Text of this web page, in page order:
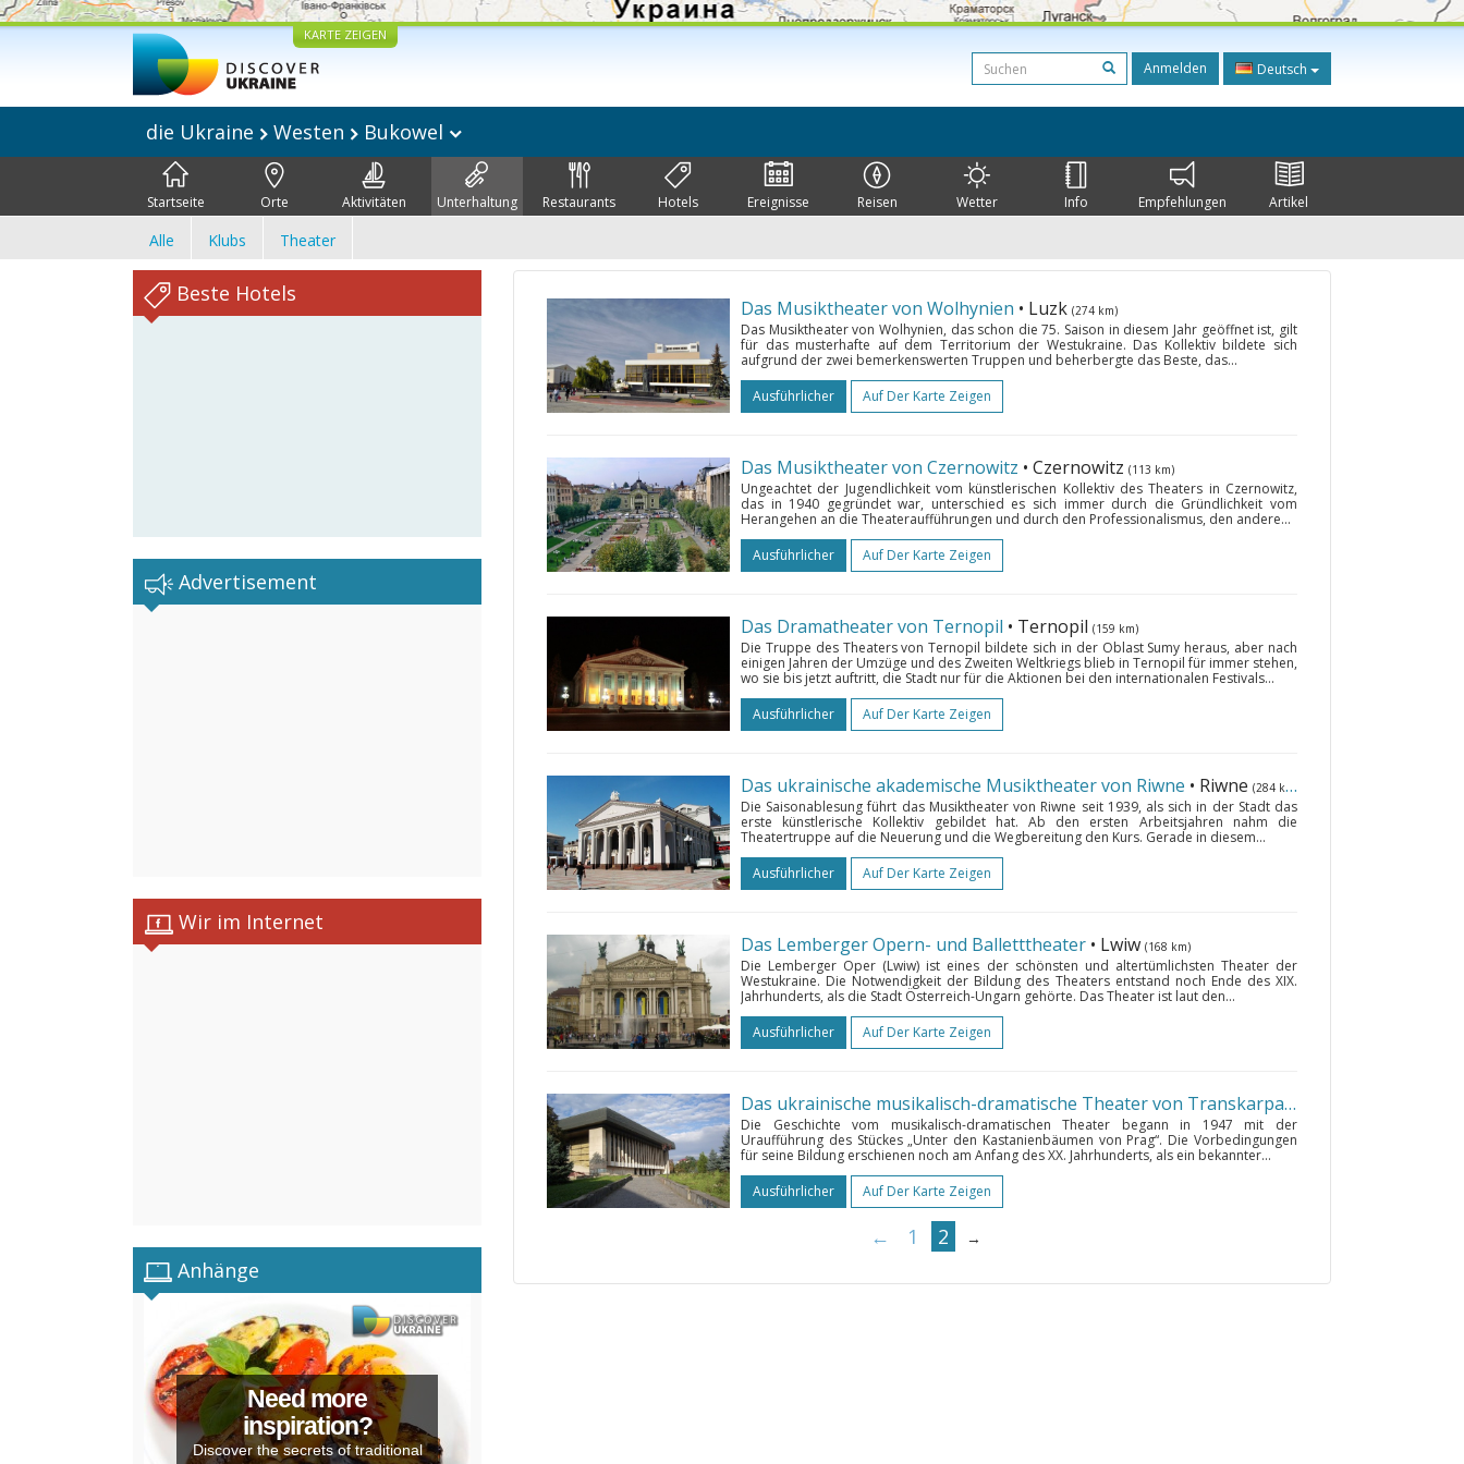
KARTE ZEIGEN
Anmelden Deutsch
die Ukraine Westen Bukowel
Startseite Orte Aktivitäten Unterhaltung Restaurants Hotels Ereignisse Reisen Wetter Info Empfehlungen Artikel
Alle Klubs Theater
Beste Hotels
Advertisement
Wir im Internet
Anhänge
Need more
inspiration?
Discover the secrets of traditional
Das Musiktheater von Wolhynien • Luzk (274 km)
Das Musiktheater von Wolhynien, das schon die 75. Saison in diesem Jahr geöffnet ist, gilt
für das musterhafte auf dem Territorium der Westukraine. Das Kollektiv bildete sich
aufgrund der zwei bemerkenswerten Truppen und beherbergte das Beste, das...
Ausführlicher
Auf Der Karte Zeigen
Das Musiktheater von Czernowitz • Czernowitz (113 km)
Ungeachtet der Jugendlichkeit vom künstlerischen Kollektiv des Theaters in Czernowitz,
das in 1940 gegründet war, unterschied es sich immer durch die Gründlichkeit vom
Herangehen an die Theateraufführungen und durch den Professionalismus, den andere...
Ausführlicher
Auf Der Karte Zeigen
Das Dramatheater von Ternopil • Ternopil (159 km)
Die Truppe des Theaters von Ternopil bildete sich in der Oblast Sumy heraus, aber nach
einigen Jahren der Umzüge und des Zweiten Weltkriegs blieb in Ternopil für immer stehen,
wo sie bis jetzt auftritt, die Stadt nur für die Aktionen bei den internationalen Festivals...
Ausführlicher
Auf Der Karte Zeigen
Das ukrainische akademische Musiktheater von Riwne • Riwne (284 km)
Die Saisonablesung führt das Musiktheater von Riwne seit 1939, als sich in der Stadt das
erste künstlerische Kollektiv gebildet hat. Ab den ersten Arbeitsjahren nahm die
Theatertruppe auf die Neuerung und die Wegbereitung den Kurs. Gerade in diesem...
Ausführlicher
Auf Der Karte Zeigen
Das Lemberger Opern- und Balletttheater • Lwiw (168 km)
Die Lemberger Oper (Lwiw) ist eines der schönsten und altertümlichsten Theater der
Westukraine. Die Notwendigkeit der Bildung des Theaters entstand noch Ende des XIX.
Jahrhunderts, als die Stadt Österreich-Ungarn gehörte. Das Theater ist laut den...
Ausführlicher
Auf Der Karte Zeigen
Das ukrainische musikalisch-dramatische Theater von Transkarpatien
Die Geschichte vom musikalisch-dramatischen Theater begann in 1947 mit der
Uraufführung des Stückes „Unter den Kastanienbäumen von Prag“. Die Vorbedingungen
für seine Bildung erschienen noch am Anfang des ХХ. Jahrhunderts, als ein bekannter...
Ausführlicher
Auf Der Karte Zeigen
← 1 2 →